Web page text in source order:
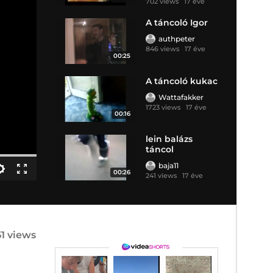
00:25
A táncoló Igor
authpeter
846 views 17 éve
00:16
A táncoló kukac
Wattafakker
1723 views 17 éve
00:26
lein balázs
táncol
baja11
241 views 17 éve
views